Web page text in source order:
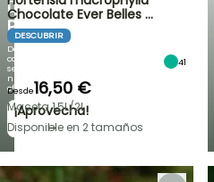
DE
PLANTAS!
Descubre
cada
semana
nuevas
ofertas
¡Aprovecha!
→
Chocolate Ever Belles …
DESCUBRIR
41
Desde16,50 €
Maceta 1,5L/2L
Disponible en 2 tamaños